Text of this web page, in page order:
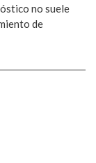
no suele
de